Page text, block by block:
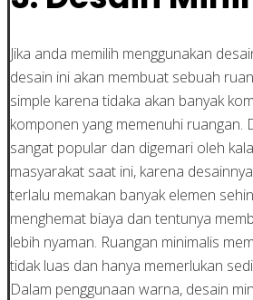
Jika anda memilih menggunakan
desain ini akan membuat sebuah
simple karena tidaka akan banyak
komponen yang memenuhi ruangan.
sangat popular dan digemari oleh
masyarakat saat ini, karena
terlalu memakan banyak elemen
menghemat biaya dan tentunya
lebih nyaman. Ruangan minimalis
tidak luas dan hanya memerlukan
Dalam penggunaan warna, desain